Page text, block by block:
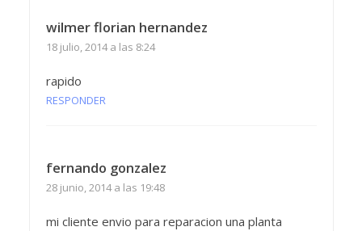
wilmer florian hernandez
18 julio, 2014 a las 8:24
rapido
RESPONDER
fernando gonzalez
28 junio, 2014 a las 19:48
mi cliente envio para reparacion una planta